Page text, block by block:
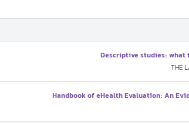
Descriptive studies: what
THE
Handbook of eHealth Evaluation: An